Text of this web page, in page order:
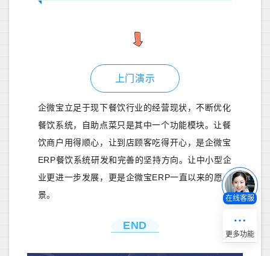
上门演示
企微宝立足于现下餐饮行业的经营现状，不断优化
餐饮系统，自助点菜只是其中一个功能模块。让餐
饮商户用得顺心，让到店顾客吃得开心，是企微宝
ERP餐饮系统研发和完善的坚持方向。让中小型企
业更进一步发展，更是企微宝ERP一直以来的愿
景。
END
在线客服